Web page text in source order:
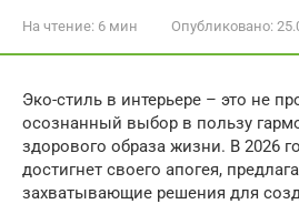
На чтение: 6 мин Опубликовано:
Эко-стиль в интерьере – это не
осознанный выбор в пользу
здорового образа жизни. В 2026
достигнет своего апогея,
захватывающие решения для